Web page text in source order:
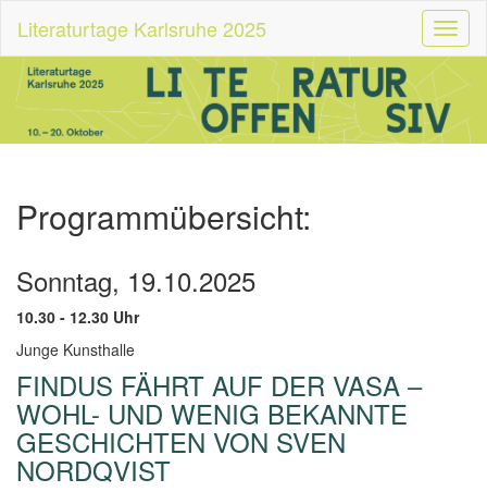
Literaturtage Karlsruhe 2025
Programmübersicht:
Sonntag, 19.10.2025
10.30 - 12.30 Uhr
Junge Kunsthalle
FINDUS FÄHRT AUF DER VASA –
WOHL- UND WENIG BEKANNTE
GESCHICHTEN VON SVEN
NORDQVIST